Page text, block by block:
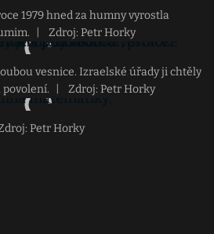
1979 hned za humny vyrostla
Zdroj: Petr Horky
vesnice. Izraelské úřady ji chtěly
Zdroj: Petr Horky
Petr Horky